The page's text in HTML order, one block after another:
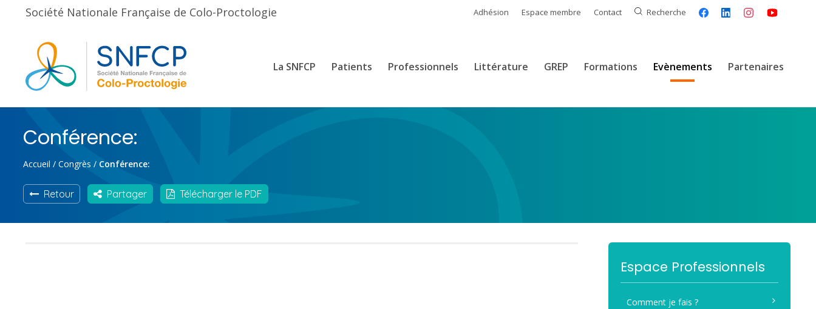
Société Nationale Française de Colo-Proctologie Adhésion Espace membre Contact Recherche
La SNFCP Patients Professionnels Littérature GREP Formations Evènements Partenaires
Conférence:
Accueil / Congrès / Conférence:
Retour Partager Télécharger le PDF
Espace Professionnels
Comment je fais ?